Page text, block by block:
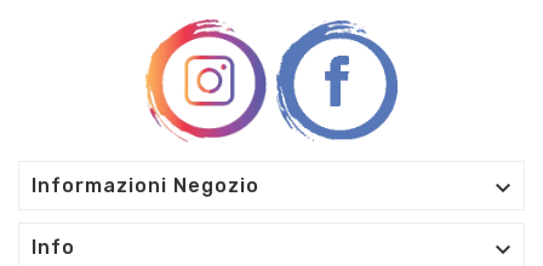
Informazioni Negozio 
Info 